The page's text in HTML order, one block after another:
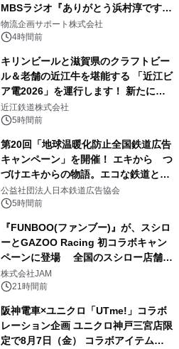
MBSラジオ『ありがとう浜村淳です』
にて8月1日(土)より
物流企画サポート株式会社
4時間前
キリンビールと滋賀県のクラフトビー
ル＆老舗の近江牛を堪能する 「近江ビ
ア電2026」を運行します！ 新たに
「長濱浪漫ビール」が参加！キリン一
番搾り飲み放題が復活！
近江鉄道株式会社
5時間前
第20回「地球温暖化防止全国鉄道広告
キャンペーン」を開催！ エキから つ
づけエキからの物語。エコな鉄道とと
もに。
公益社団法人日本鉄道広告協会
5時間前
『FUNBOO(ファンブー)』が、スシロ
ーとGAZOO Racing 初コラボキャン
ペーンに登場 全国のスシロー店舗で
GR 4車種の FUNBOO(ミニカー)付き
メニューが展開されます
株式会社JAM
21時間前
阪神電車×ユニクロ「UTme!」コラボ
レーション企画 ユニクロ神戸三宮店限
定で8月7日（金） コラボアイテムが